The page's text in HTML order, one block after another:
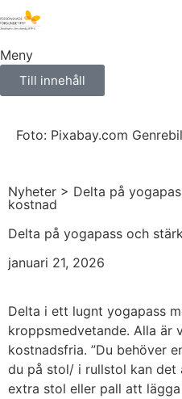
Meny
Till innehåll
Foto: Pixabay.com
Nyheter > Delta på
kostnad
Delta på yogapass och
januari 21, 2026
Delta i ett lugnt yogapass
kroppsmedvetande. Alla är
kostnadsfria. ”Du behöver
du på stol/ i rullstol kan det
extra stol eller pall att